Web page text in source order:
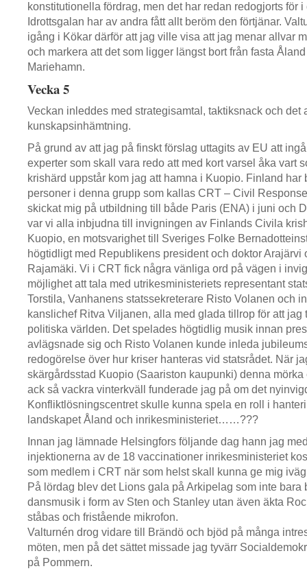
konstitutionella fördrag, men det har redan redogjorts för
Idrottsgalan har av andra fått allt beröm den förtjänar.
igång i Kökar därför att jag ville visa att jag menar allvar
och markera att det som ligger längst bort från fasta
Mariehamn.
Vecka 5
Veckan inleddes med strategisamtal, taktiksnack och det
kunskapsinhämtning.
På grund av att jag på finskt förslag uttagits av EU att
experter som skall vara redo att med kort varsel åka vart
krishärd uppstår kom jag att hamna i Kuopio. Finland har
personer i denna grupp som kallas CRT – Civil
skickat mig på utbildning till både Paris (ENA) i juni och
var vi alla inbjudna till invigningen av Finlands Civila
Kuopio, en motsvarighet till Sveriges Folke
högtidligt med Republikens president och doktor Arajärvi
Rajamäki. Vi i CRT fick några vänliga ord på vägen i
möjlighet att tala med utrikesministeriets representant
Torstila, Vanhanens statssekreterare Risto Volanen och
kanslichef Ritva Viljanen, alla med glada tillrop för att jag
politiska världen. Det spelades högtidlig musik innan
avlägsnade sig och Risto Volanen kunde inleda
redogörelse över hur kriser hanteras vid statsrådet. När
skärgårdsstad Kuopio (Saariston kaupunki) denna
ack så vackra vinterkväll funderade jag på om det
Konfliktlösningscentret skulle kunna spela en roll i
landskapet Åland och inrikesministeriet……???
Innan jag lämnade Helsingfors följande dag hann jag
injektionerna av de 18 vaccinationer inrikesministeriet
som medlem i CRT när som helst skall kunna ge mig
På lördag blev det Lions gala på Arkipelag som inte bara
dansmusik i form av Sten och Stanley utan även äkta
ståbas och fristående mikrofon.
Valturnén drog vidare till Brändö och bjöd på många
möten, men på det sättet missade jag tyvärr
på Pommern.